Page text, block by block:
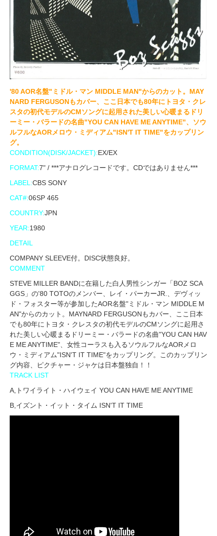
'80 AOR名盤"ミドル・マン MIDDLE MAN"からのカット。MAY
NARD FERGUSONもカバー、ここ日本でも80年にトヨタ・クレ
スタの初代モデルのCMソングに起用された美しい心暖まるドリ
ーミー・バラードの名曲"YOU CAN HAVE ME ANYTIME"、ソウ
ルフルなAORメロウ・ミディアム"ISN'T IT TIME"をカップリン
グ。
CONDITION(DISK/JACKET):EX/EX
FORMAT:7" / ***アナログレコードです。CDではありません***
LABEL:CBS SONY
CAT#:06SP 465
COUNTRY:JPN
YEAR:1980
DETAIL
COMPANY SLEEVE付。DISC状態良好。
COMMENT
STEVE MILLER BANDに在籍した白人男性シンガー「BOZ SCA
GGS」の'80 TOTOのメンバー、レイ・パーカーJR.、デヴィッ
ド・フォスター等が参加したAOR名盤"ミドル・マン MIDDLE M
AN"からのカット。MAYNARD FERGUSONもカバー、ここ日本
でも80年にトヨタ・クレスタの初代モデルのCMソングに起用さ
れた美しい心暖まるドリーミー・バラードの名曲"YOU CAN HAV
E ME ANYTIME"、女性コーラスも入るソウルフルなAORメロ
ウ・ミディアム"ISN'T IT TIME"をカップリング。このカップリン
グ内容、ピクチャー・ジャケは日本盤独自！！
TRACK LIST
A,トワイライト・ハイウェイ YOU CAN HAVE ME ANYTIME
B,イズント・イット・タイム ISN'T IT TIME